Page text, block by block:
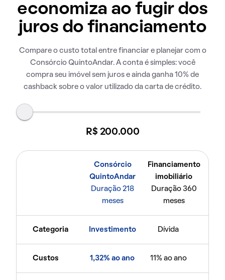
economiza ao fugir dos
juros do financiamento
Compare o custo total entre financiar e planejar com o
Consórcio QuintoAndar. A conta é simples: você
compra seu imóvel sem juros e ainda ganha 10% de
cashback sobre o valor utilizado da carta de crédito.
R$ 200.000
Consórcio
QuintoAndar
Duração 218
meses
Financiamento
imobiliário
Duração 360
meses
Categoria Investimento Dívida
Custos 1,32% ao ano 11% ao ano